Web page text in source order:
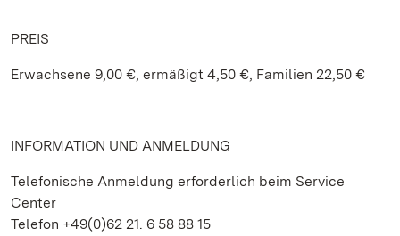
PREIS
Erwachsene 9,00 €, ermäßigt 4,50 €, Familien 22,50 €
INFORMATION UND ANMELDUNG
Telefonische Anmeldung erforderlich beim Service
Center
Telefon +49(0)62 21. 6 58 88 15